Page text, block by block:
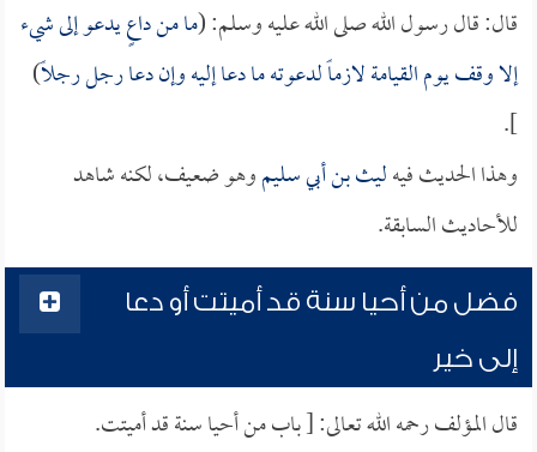
قال: قال رسول الله صلى الله عليه وسلم: (ما من داعٍ يدعو إلى شيء
إلا وقف يوم القيامة لازماً لدعوته ما دعا إليه وإن دعا رجل رجلاً)
].
وهذا الحديث فيهليث بن أبي سليموهو ضعيف، لكنه شاهد
للأحاديث السابقة.
فضل من أحيا سنة قد أميتت أو دعا
إلى خير
قال المؤلف رحمه الله تعالى: [ باب من أحيا سنة قد أميتت.